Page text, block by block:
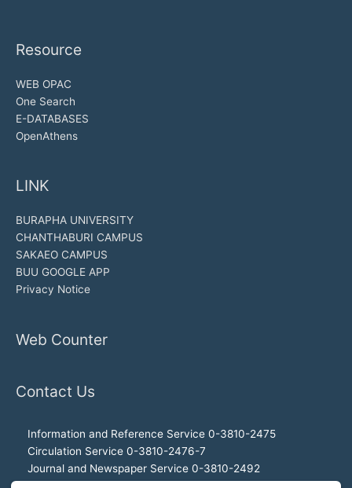
Resource
WEB OPAC
One Search
E-DATABASES
OpenAthens
LINK
BURAPHA UNIVERSITY
CHANTHABURI CAMPUS
SAKAEO CAMPUS
BUU GOOGLE APP
Privacy Notice
Web Counter
Contact Us
Information and Reference Service 0-3810-2475
Circulation Service 0-3810-2476-7
Journal and Newspaper Service 0-3810-2492